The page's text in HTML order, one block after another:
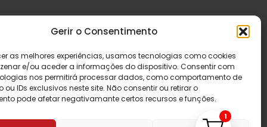
Gerir o Consentimento
as melhores experiências, usamos tecnologias como cookies
e/ou aceder a informações do dispositivo. Consentir com
nos permitirá processar dados, como comportamento de
IDs exclusivos neste site. Não consentir ou retirar o
pode afetar negativamante certos recursos e funções.
1